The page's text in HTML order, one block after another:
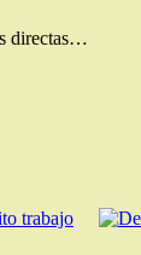
directas…
trabajo